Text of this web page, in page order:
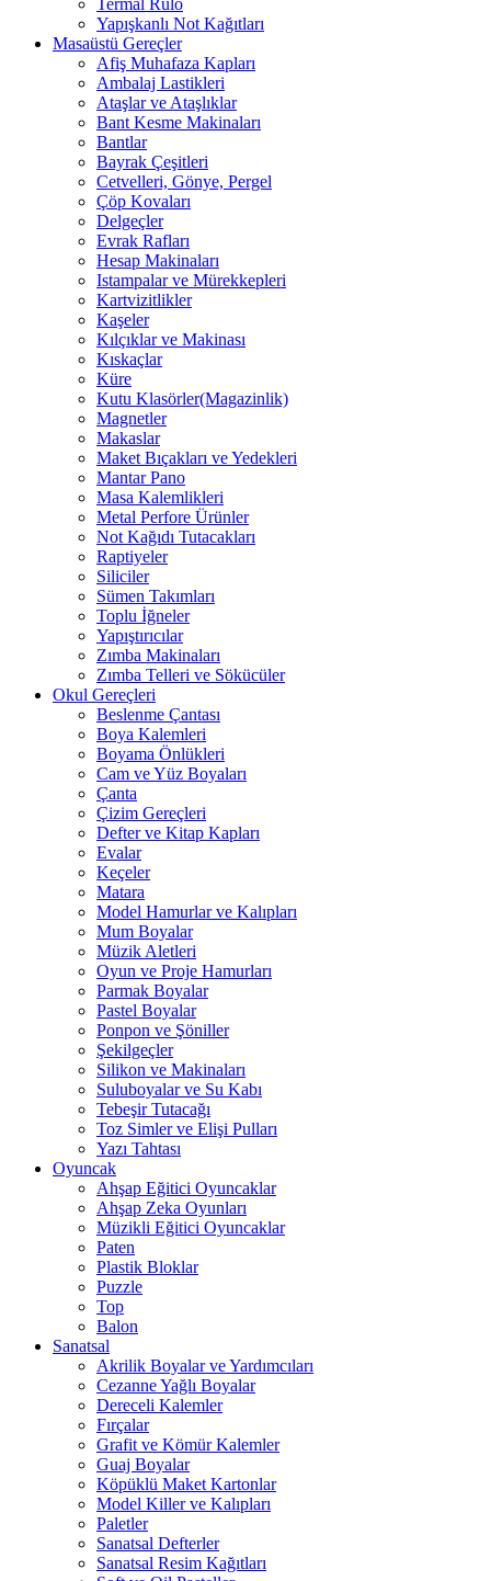
Termal Rulo
Yapışkanlı Not Kağıtları
Masaüstü Gereçler
Afiş Muhafaza Kapları
Ambalaj Lastikleri
Ataşlar ve Ataşlıklar
Bant Kesme Makinaları
Bantlar
Bayrak Çeşitleri
Cetvelleri, Gönye, Pergel
Çöp Kovaları
Delgeçler
Evrak Rafları
Hesap Makinaları
Istampalar ve Mürekkepleri
Kartvizitlikler
Kaşeler
Kılçıklar ve Makinası
Kıskaçlar
Küre
Kutu Klasörler(Magazinlik)
Magnetler
Makaslar
Maket Bıçakları ve Yedekleri
Mantar Pano
Masa Kalemlikleri
Metal Perfore Ürünler
Not Kağıdı Tutacakları
Raptiyeler
Siliciler
Sümen Takımları
Toplu İğneler
Yapıştırıcılar
Zımba Makinaları
Zımba Telleri ve Sökücüler
Okul Gereçleri
Beslenme Çantası
Boya Kalemleri
Boyama Önlükleri
Cam ve Yüz Boyaları
Çanta
Çizim Gereçleri
Defter ve Kitap Kapları
Evalar
Keçeler
Matara
Model Hamurlar ve Kalıpları
Mum Boyalar
Müzik Aletleri
Oyun ve Proje Hamurları
Parmak Boyalar
Pastel Boyalar
Ponpon ve Şöniller
Şekilgeçler
Silikon ve Makinaları
Suluboyalar ve Su Kabı
Tebeşir Tutacağı
Toz Simler ve Elişi Pulları
Yazı Tahtası
Oyuncak
Ahşap Eğitici Oyuncaklar
Ahşap Zeka Oyunları
Müzikli Eğitici Oyuncaklar
Paten
Plastik Bloklar
Puzzle
Top
Balon
Sanatsal
Akrilik Boyalar ve Yardımcıları
Cezanne Yağlı Boyalar
Dereceli Kalemler
Fırçalar
Grafit ve Kömür Kalemler
Guaj Boyalar
Köpüklü Maket Kartonlar
Model Killer ve Kalıpları
Paletler
Sanatsal Defterler
Sanatsal Resim Kağıtları